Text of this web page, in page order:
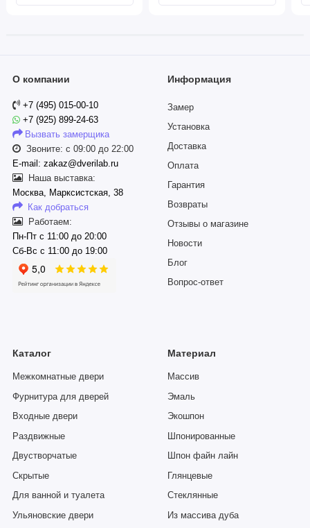
О компании
+7 (495) 015-00-10
+7 (925) 899-24-63
Вызвать замерщика
Звоните: с 09:00 до 22:00
E-mail: zakaz@dverilab.ru
Наша выставка:
Москва, Марксистская, 38
Как добраться
Работаем:
Пн-Пт с 11:00 до 20:00
Сб-Вс с 11:00 до 19:00
Информация
Замер
Установка
Доставка
Оплата
Гарантия
Возвраты
Отзывы о магазине
Новости
Блог
Вопрос-ответ
Каталог
Межкомнатные двери
Фурнитура для дверей
Входные двери
Раздвижные
Двустворчатые
Скрытые
Для ванной и туалета
Ульяновские двери
Материал
Массив
Эмаль
Экошпон
Шпонированные
Шпон файн лайн
Глянцевые
Стеклянные
Из массива дуба